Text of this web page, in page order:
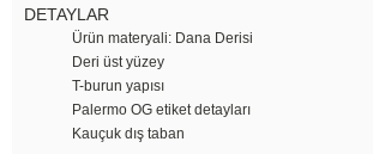
DETAYLAR
Ürün materyali: Dana Derisi
Deri üst yüzey
T-burun yapısı
Palermo OG etiket detayları
Kauçuk dış taban